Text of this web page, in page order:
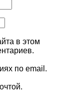
в этом
по email.